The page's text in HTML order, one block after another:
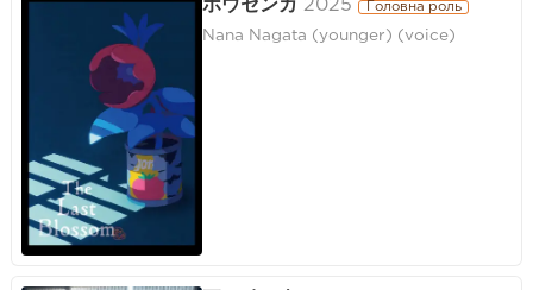
ホウセンカ 2025 Головна роль
Nana Nagata (younger) (voice)